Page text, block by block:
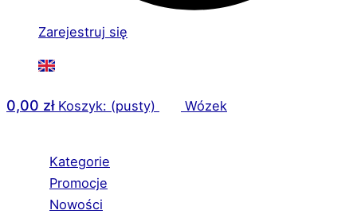
Zarejestruj się
0,00 zł Koszyk: (pusty) Wózek
Kategorie
Promocje
Nowości